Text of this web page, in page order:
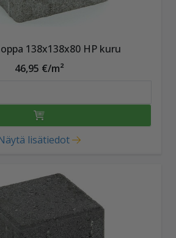
138x138x80 HP kuru
46,95 €/m²
lisätiedot